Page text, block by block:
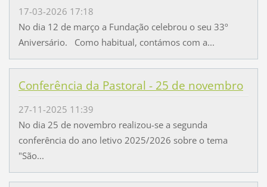
17-03-2026 17:18
No dia 12 de março a Fundação celebrou o seu 33º
Aniversário. Como habitual, contámos com a...
Conferência da Pastoral - 25 de novembro
27-11-2025 11:39
No dia 25 de novembro realizou-se a segunda
conferência do ano letivo 2025/2026 sobre o tema
"São...